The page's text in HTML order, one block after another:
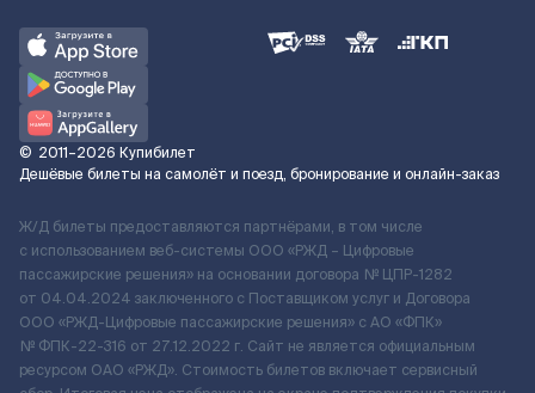
© 2011–2026 Купибилет
Дешёвые билеты на самолёт и поезд, бронирование и онлайн-заказ
Ж/Д билеты предоставляются партнёрами, в том числе
с использованием веб-системы ООО «РЖД – Цифровые
пассажирские решения» на основании договора № ЦПР-1282
от 04.04.2024 заключенного с Поставщиком услуг и Договора
ООО «РЖД-Цифровые пассажирские решения» c АО «ФПК»
№ ФПК-22-316 от 27.12.2022 г. Сайт не является официальным
ресурсом ОАО «РЖД». Стоимость билетов включает сервисный